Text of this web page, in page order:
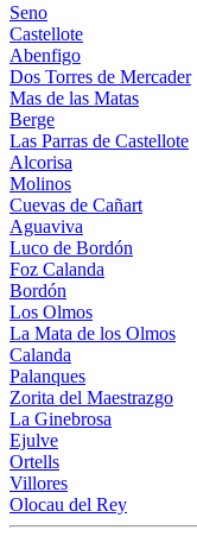
Seno
Castellote
Abenfigo
Dos Torres de Mercader
Mas de las Matas
Berge
Las Parras de Castellote
Alcorisa
Molinos
Cuevas de Cañart
Aguaviva
Luco de Bordón
Foz Calanda
Bordón
Los Olmos
La Mata de los Olmos
Calanda
Palanques
Zorita del Maestrazgo
La Ginebrosa
Ejulve
Ortells
Villores
Olocau del Rey